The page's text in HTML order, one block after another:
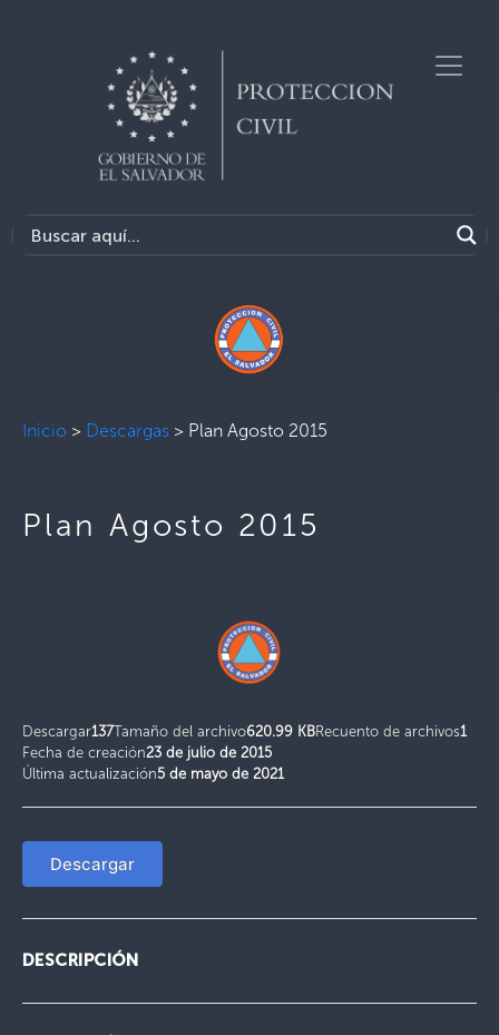
Inicio > Descargas > Plan Agosto 2015
Plan Agosto 2015
Descargar137Tamaño del archivo620.99 KBRecuento de archivos1
Fecha de creación23 de julio de 2015
Última actualización5 de mayo de 2021
Descargar
DESCRIPCIÓN